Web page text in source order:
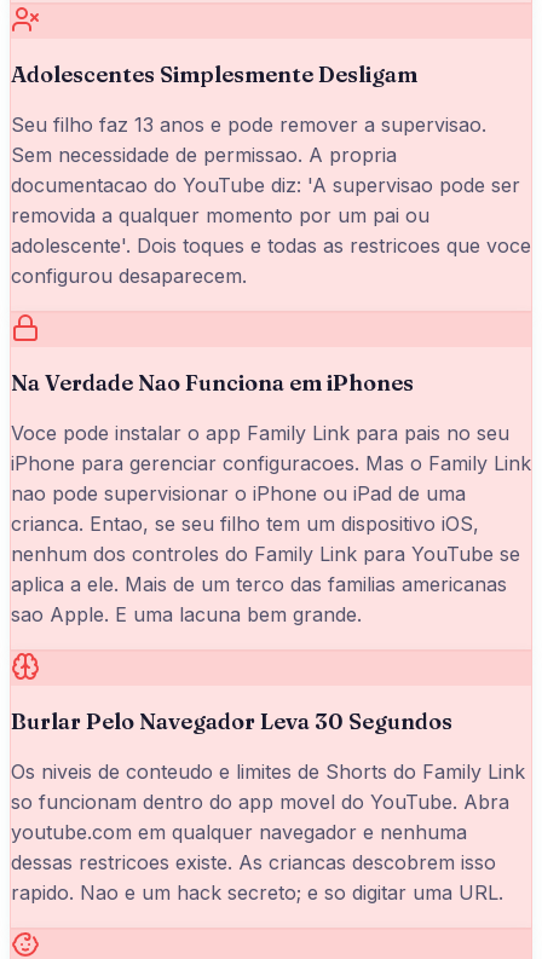
Adolescentes Simplesmente Desligam
Seu filho faz 13 anos e pode remover a supervisao.
Sem necessidade de permissao. A propria
documentacao do YouTube diz: 'A supervisao pode ser
removida a qualquer momento por um pai ou
adolescente'. Dois toques e todas as restricoes que voce
configurou desaparecem.
Na Verdade Nao Funciona em iPhones
Voce pode instalar o app Family Link para pais no seu
iPhone para gerenciar configuracoes. Mas o Family Link
nao pode supervisionar o iPhone ou iPad de uma
crianca. Entao, se seu filho tem um dispositivo iOS,
nenhum dos controles do Family Link para YouTube se
aplica a ele. Mais de um terco das familias americanas
sao Apple. E uma lacuna bem grande.
Burlar Pelo Navegador Leva 30 Segundos
Os niveis de conteudo e limites de Shorts do Family Link
so funcionam dentro do app movel do YouTube. Abra
youtube.com em qualquer navegador e nenhuma
dessas restricoes existe. As criancas descobrem isso
rapido. Nao e um hack secreto; e so digitar uma URL.